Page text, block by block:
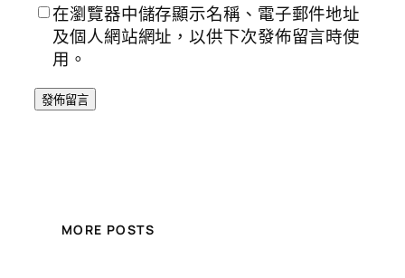
在瀏覽器中儲存顯示名稱、電子郵件地址
及個人網站網址，以供下次發佈留言時使
用。
MORE POSTS